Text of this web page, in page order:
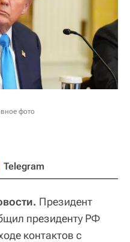
фото
Telegram
Президент
президенту РФ
контактов с